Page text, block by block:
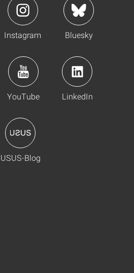
Instagram Bluesky
YouTube LinkedIn
USUS-Blog